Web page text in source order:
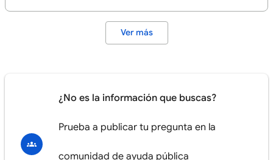
Ver más
¿No es la información que buscas?
Prueba a publicar tu pregunta en la
comunidad de ayuda pública